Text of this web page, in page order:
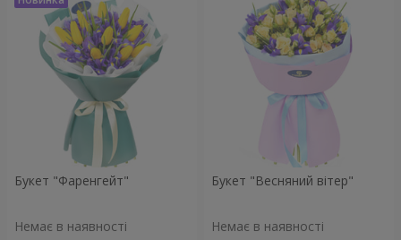
Букет "Фаренгейт"
Немає в наявності
Букет "Весняний вітер"
Немає в наявності